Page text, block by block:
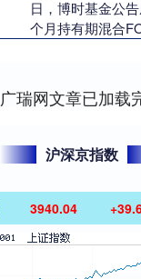
日，博时基金公
个月持有期混合
广瑞网文章已加载
沪深京指数
3940.04